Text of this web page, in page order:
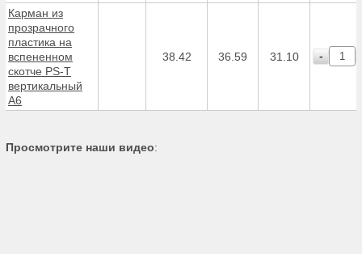
Карман из
прозрачного
пластика на
вспененном
скотче PS-T
вертикальный
А6
38.42 36.59 31.10 -
Просмотрите наши видео: